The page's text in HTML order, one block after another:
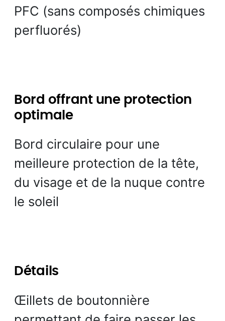
PFC (sans composés chimiques
perfluorés)
Bord offrant une protection
optimale
Bord circulaire pour une
meilleure protection de la tête,
du visage et de la nuque contre
le soleil
Détails
Œillets de boutonnière